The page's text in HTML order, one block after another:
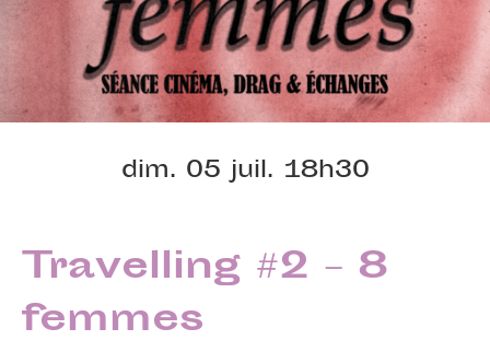
dim. 05 juil. 18h30
Travelling #2 – 8
femmes